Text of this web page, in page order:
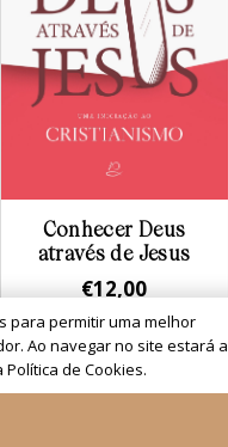
Conhecer Deus
através de Jesus
12,00
para permitir uma melhor
Ao navegar no site estará a
de Cookies.